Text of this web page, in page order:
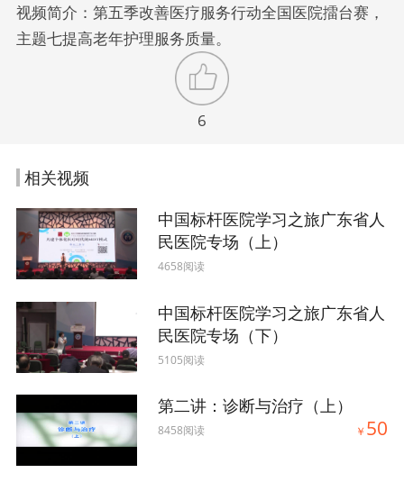
视频简介：第五季改善医疗服务行动全国医院擂台赛，
主题七提高老年护理服务质量。
6
相关视频
中国标杆医院学习之旅广东省人
民医院专场（上）
4658阅读
中国标杆医院学习之旅广东省人
民医院专场（下）
5105阅读
第二讲：诊断与治疗（上）
8458阅读 ￥ 50